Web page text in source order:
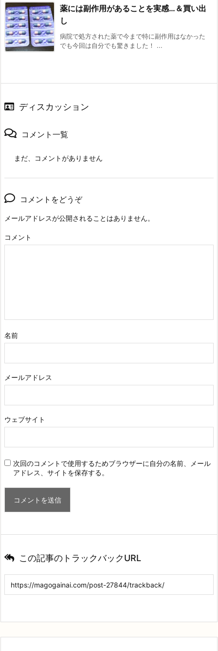
薬には副作用があることを実感…＆買い出
し
病院で処方された薬で今まで特に副作用はなかった
でも今回は自分でも驚きました！ ...
ディスカッション
コメント一覧
まだ、コメントがありません
コメントをどうぞ
メールアドレスが公開されることはありません。
コメント
名前
メールアドレス
ウェブサイト
次回のコメントで使用するためブラウザーに自分の名前、メール
アドレス、サイトを保存する。
この記事のトラックバックURL